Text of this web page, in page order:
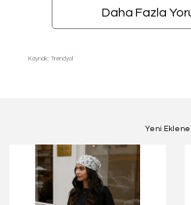
Daha Fazla
Kaynak: Trendyol
Yeni